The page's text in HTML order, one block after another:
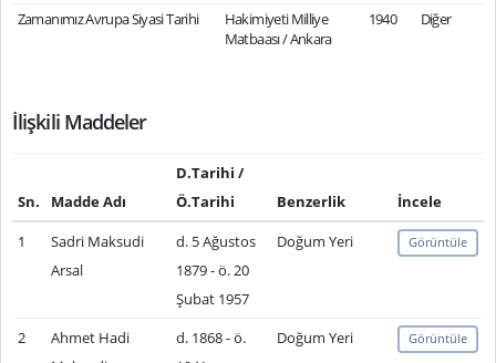
Zamanımız Avrupa Siyasi Tarihi
Hakimiyeti Milliye
Matbaası / Ankara
1940 Diğer
İlişkili Maddeler
Sn. Madde Adı
D.Tarihi /
Ö.Tarihi
Benzerlik
İncele
1
Sadri Maksudi
Arsal
d. 5 Ağustos
1879 - ö. 20
Şubat 1957
Doğum Yeri Görüntüle
2
Ahmet Hadi
d. 1868 - ö.
Doğum Yeri Görüntüle